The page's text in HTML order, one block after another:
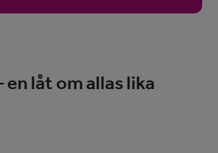
en låt om allas lika